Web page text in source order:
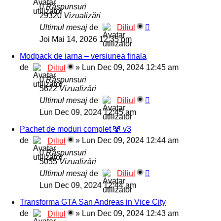
0Răspunsuri
29320 Vizualizări
Ultimul mesaj de
Diliul
Joi Mai 14, 2026 12:35 pm
Modpack de iarna – versiunea finala
de
Diliul » Lun Dec 09, 2024 12:45 am
0Răspunsuri
5622Vizualizări
Ultimul mesaj de
Diliul
Lun Dec 09, 2024 12:45 am
Pachet de moduri complet 🐼 v3
de
Diliul » Lun Dec 09, 2024 12:44 am
0Răspunsuri
5055Vizualizări
Ultimul mesaj de
Diliul
Lun Dec 09, 2024 12:44 am
Transforma GTA San Andreas in Vice City
de
Diliul » Lun Dec 09, 2024 12:43 am